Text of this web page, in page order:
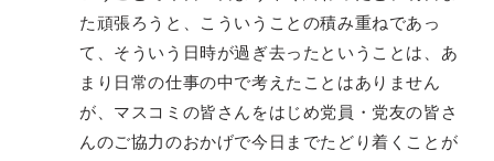
た頑張ろうと、こういうことの積み重ねであっ
て、そういう日時が過ぎ去ったということは、あ
まり日常の仕事の中で考えたことはありません
が、マスコミの皆さんをはじめ党員・党友の皆さ
んのご協力のおかげで今日までたどり着くことが